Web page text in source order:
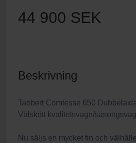
44 900 SEK
Beskrivning
Tabbert Comtesse 650
Välskött kvalitetsvagn/
Nu säljs en mycket fin och